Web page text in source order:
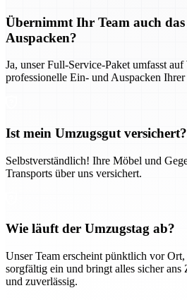
Übernimmt Ihr Team auch
Auspacken?
Ja, unser Full-Service-Paket umfasst auf
professionelle Ein- und Auspacken
Ist mein Umzugsgut versichert?
Selbstverständlich! Ihre Möbel und
Transports über uns versichert.
Wie läuft der Umzugstag ab?
Unser Team erscheint pünktlich vor
sorgfältig ein und bringt alles sicher ans
und zuverlässig.